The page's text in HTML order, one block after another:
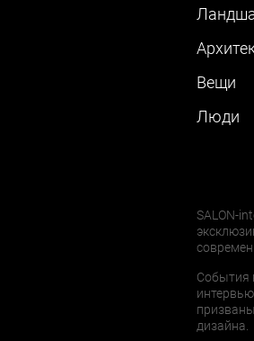
Вещи
Люди
SALON-
События
дизайна.